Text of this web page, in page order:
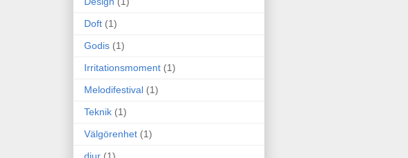
Doft (1)
Godis (1)
Irritationsmoment (1)
Melodifestival (1)
Teknik (1)
Välgörenhet (1)